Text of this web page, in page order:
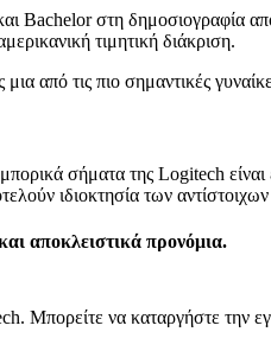
Bachelor στη
τιμητική διάκριση.
από τις πιο σημαντικές
σήματα της Logitech
ιδιοκτησία των
αποκλειστικά προνόμια.
Μπορείτε να καταργήστε την